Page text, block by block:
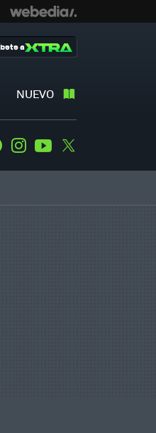
NUEVO
a
TelegramInstagramYoutube